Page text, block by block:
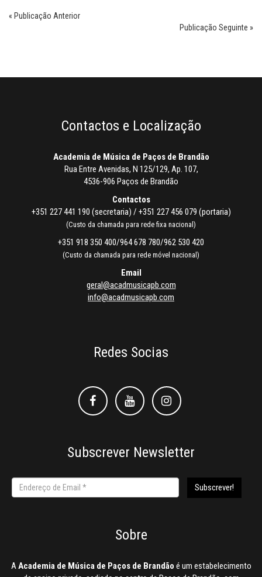
« Publicação Anterior
Publicação Seguinte »
Contactos e Localização
Academia de Música de Paços de Brandão
Rua Entre Avenidas, N 125/129, Ap. 107,
4536-906 Paços de Brandão
Contactos
+351 227 441 190 (secretaria) / +351 227 456 079 (portaria)
(Custo da chamada para rede fixa nacional)
+351 918 350 400/964 678 780/962 530 420
(Custo da chamada para rede móvel nacional)
Email
geral@acadmusicapb.com
info@acadmusicapb.com
Redes Socias
FacebookFacebookInstagram
Subscrever Newsletter
Sobre
AAcademia de Música de Paços de Brandão é um estabelecimento